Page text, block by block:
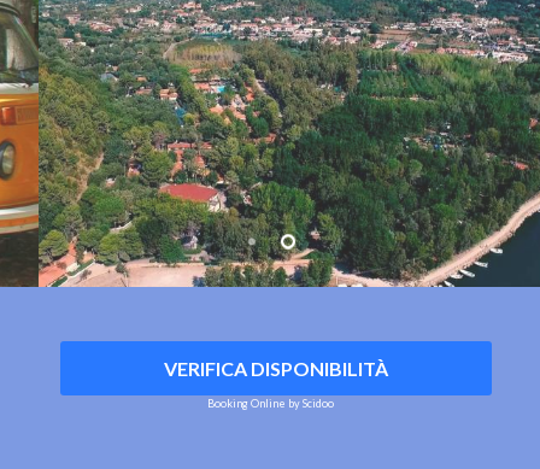
VERIFICA DISPONIBILITÀ
Booking Online by Scidoo